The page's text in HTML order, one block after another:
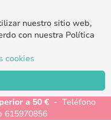
nuestro sitio web,
con nuestra Política
cookies
a 50 €- Teléfono
615970856